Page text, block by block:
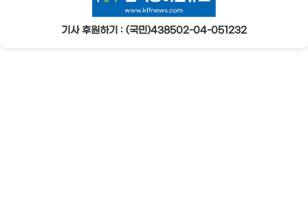
기사 후원하기 : (국민)438502-04-051232